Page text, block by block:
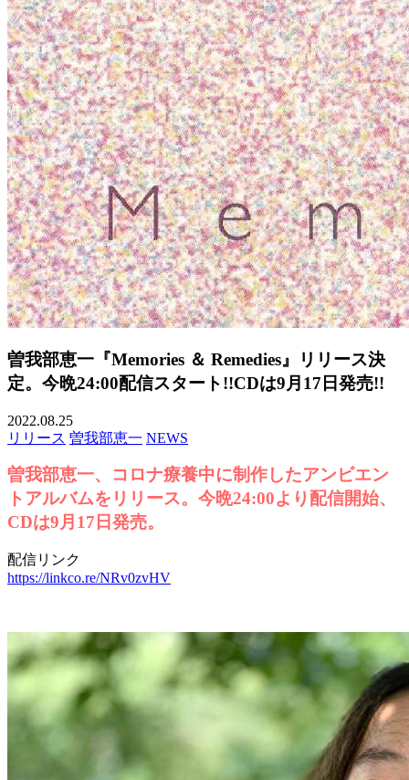
曽我部恵一『Memories ＆ Remedies』リリース決
定。今晩24:00配信スタート!!CDは9月17日発売!!
2022.08.25
リリース 曽我部恵一 NEWS
曽我部恵一、コロナ療養中に制作したアンビエン
トアルバムをリリース。今晩24:00より配信開始、
CDは9月17日発売。
配信リンク
https://linkco.re/NRv0zvHV